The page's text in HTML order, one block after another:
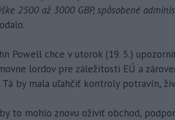
2500 až 3000 GBP, spôsobené
Powell chce v utorok (19. 5.)
lordov pre záležitosti EÚ a
Tá by mala uľahčiť kontroly potravín,
by to mohlo znovu oživiť obchod,